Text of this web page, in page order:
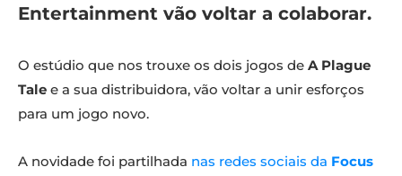
Entertainment vão voltar a colaborar.
O estúdio que nos trouxe os dois jogos de A Plague
Tale e a sua distribuidora, vão voltar a unir esforços
para um jogo novo.
A novidade foi partilhada nas redes sociais da Focus